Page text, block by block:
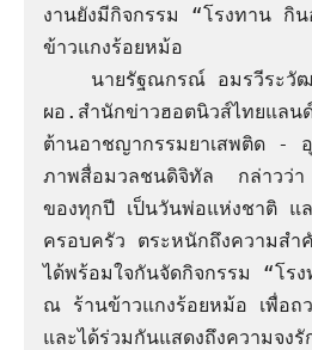
งานยังมีกิจกรรม “โรงทาน
ข้าวแกงร้อยหม้อ
ผอ.สำนักข่าวฮอตนิวส์ไทยแล
ต้านอาชญากรรมยาเสพติด -
ภาพสื่อมวลชนดิจิทัล  กล่าวว่
ของทุกปี เป็นวันพ่อแห่งชาติ
ครอบครัว ตระหนักถึงความสำ
ได้พร้อมใจกันจัดกิจกรรม “โร
ณ ร้านข้าวแกงร้อยหม้อ เพื่อถว
และได้ร่วมกันแสดงถึงความจง